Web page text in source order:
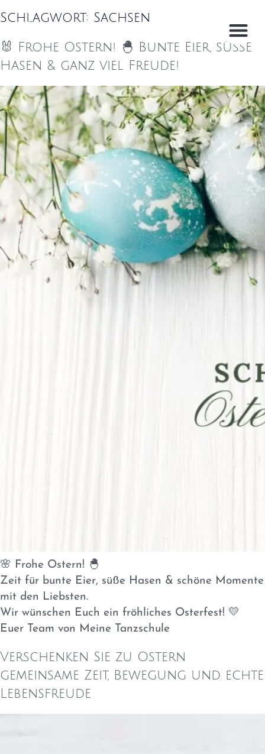
Schlagwort: Sachsen
🐰 Frohe Ostern! 🐣 Bunte Eier, süße
Hasen & ganz viel Freude!
🌸 Frohe Ostern! 🐣
Zeit für bunte Eier, süße Hasen & schöne Momente
mit den Liebsten.
Wir wünschen Euch ein fröhliches Osterfest! 💛
Euer Team von Meine Tanzschule
Verschenken Sie zu Ostern
gemeinsame Zeit, Bewegung und echte
Lebensfreude